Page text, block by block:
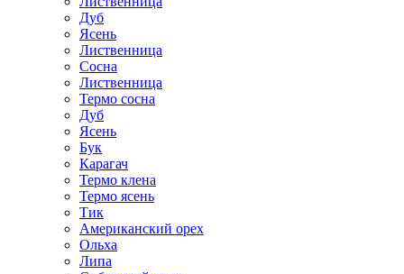
Дуб
Ясень
Лиственница
Сосна
Лиственница
Термо сосна
Дуб
Ясень
Бук
Карагач
Термо клена
Термо ясень
Тик
Американский орех
Ольха
Липа